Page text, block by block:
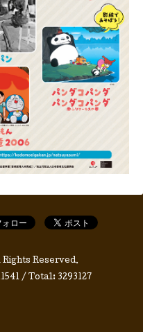
Reserved.
/ Total: 3293127